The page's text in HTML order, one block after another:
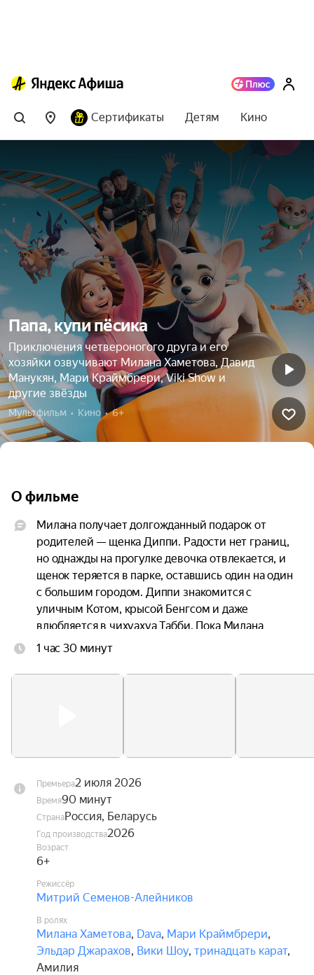
Сертификаты Детям Кино
Папа, купи пёсика
Приключения четвероногого друга и его
хозяйки озвучивают Милана Хаметова, Давид
Манукян, Мари Краймбрери, Viki Show и
другие звёзды
Мультфильм  •  Кино  •  6+
О фильме
Милана получает долгожданный подарок от
родителей — щенка Диппи. Радости нет границ,
но однажды на прогулке девочка отвлекается, и
щенок теряется в парке, оставшись один на один
с большим городом. Диппи знакомится с
уличным Котом, крысой Бенгсом и даже
влюбляется в чихуахуа Табби. Пока Милана
ведёт поиски любимого песика, Диппи ждут
предстоит стать настоящим героем, способным
1 час 30 минут
Премьера2 июля 2026
Время90 минут
СтранаРоссия, Беларусь
Год производства2026
Возраст
6+
Режиссёр
Митрий Семенов-Алейников
В ролях
Милана Хаметова, Dava, Мари Краймбрери,
Эльдар Джарахов, Вики Шоу, тринадцать карат,
Амилия